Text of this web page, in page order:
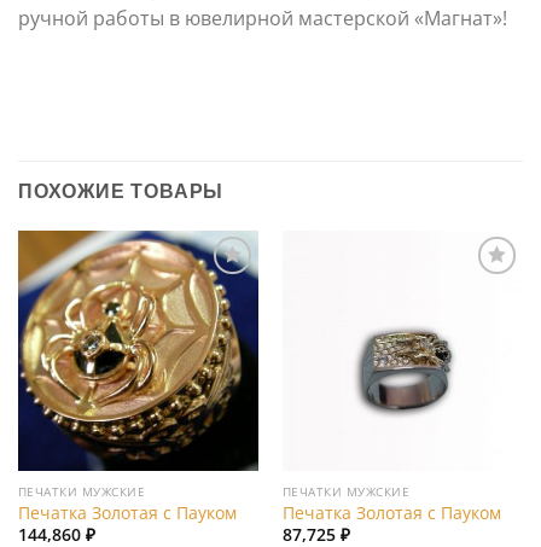
ручной работы в ювелирной мастерской «Магнат»!
ПОХОЖИЕ ТОВАРЫ
Add to
wishlist
ПЕЧАТКИ МУЖСКИЕ
Печатка Золотая с Пауком
144,860 ₽
ПЕЧАТКИ МУЖСКИЕ
Печатка Золотая с Пауком
87,725 ₽